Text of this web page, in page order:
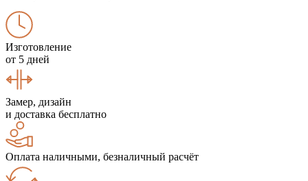
Изготовление
от 5 дней
Замер, дизайн
и доставка бесплатно
Оплата наличными, безналичный расчёт